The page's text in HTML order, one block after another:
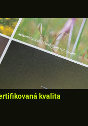
kvalita